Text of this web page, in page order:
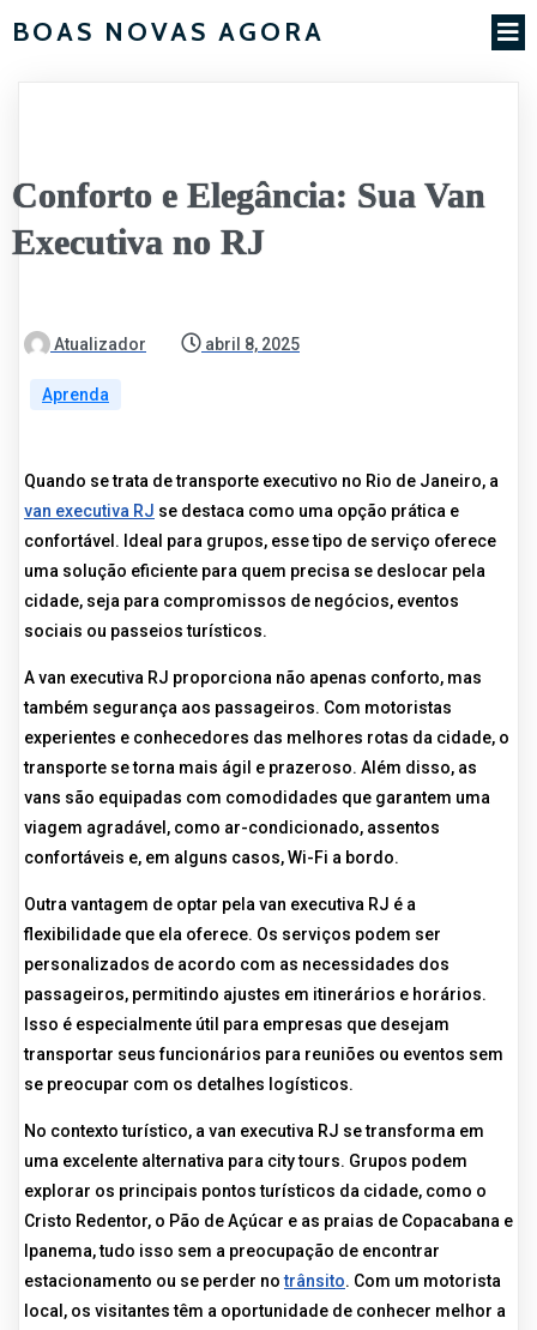
BOAS NOVAS AGORA
Conforto e Elegância: Sua Van
Executiva no RJ
Atualizador abril 8, 2025
Aprenda
Quando se trata de transporte executivo no Rio de Janeiro, a
van executiva RJ se destaca como uma opção prática e
confortável. Ideal para grupos, esse tipo de serviço oferece
uma solução eficiente para quem precisa se deslocar pela
cidade, seja para compromissos de negócios, eventos
sociais ou passeios turísticos.
A van executiva RJ proporciona não apenas conforto, mas
também segurança aos passageiros. Com motoristas
experientes e conhecedores das melhores rotas da cidade, o
transporte se torna mais ágil e prazeroso. Além disso, as
vans são equipadas com comodidades que garantem uma
viagem agradável, como ar-condicionado, assentos
confortáveis e, em alguns casos, Wi-Fi a bordo.
Outra vantagem de optar pela van executiva RJ é a
flexibilidade que ela oferece. Os serviços podem ser
personalizados de acordo com as necessidades dos
passageiros, permitindo ajustes em itinerários e horários.
Isso é especialmente útil para empresas que desejam
transportar seus funcionários para reuniões ou eventos sem
se preocupar com os detalhes logísticos.
No contexto turístico, a van executiva RJ se transforma em
uma excelente alternativa para city tours. Grupos podem
explorar os principais pontos turísticos da cidade, como o
Cristo Redentor, o Pão de Açúcar e as praias de Copacabana e
Ipanema, tudo isso sem a preocupação de encontrar
estacionamento ou se perder notrânsito. Com um motorista
local, os visitantes têm a oportunidade de conhecer melhor a